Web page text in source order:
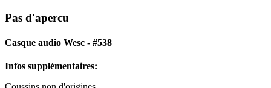
Pas d'apercu
Casque audio Wesc - #538
Infos supplémentaires: